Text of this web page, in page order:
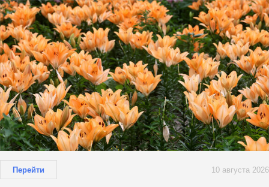
Перейти 10 августа 2026